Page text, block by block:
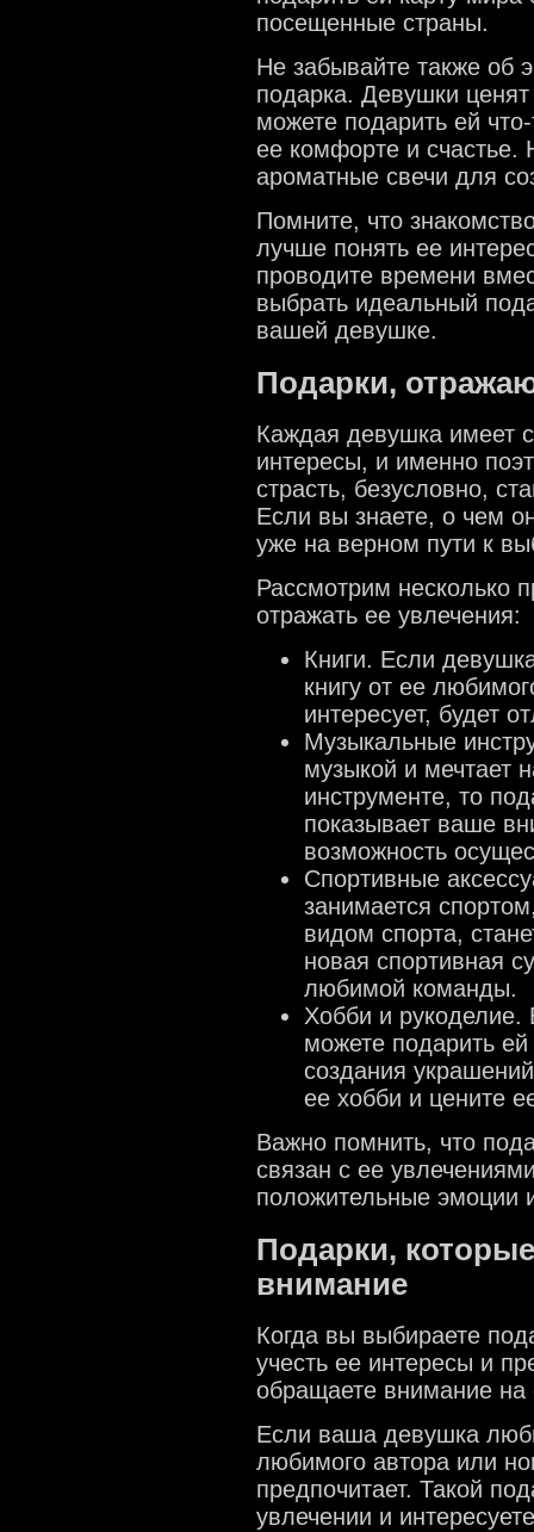
посещенные страны.
Не забывайте также об
подарка. Девушки
можете подарить ей
ее комфорте и счастье.
ароматные свечи для
Помните, что
лучше понять ее
проводите времени
выбрать идеальный
вашей девушке.
Подарки,
Каждая девушка имеет
интересы, и именно
страсть, безусловно,
Если вы знаете, о чем
уже на верном пути к
Рассмотрим несколько
отражать ее увлечения:
Книги. Если
книгу от ее
интересует, будет
Музыкальные
музыкой и мечтает
инструменте, то
показывает ваше
возможность
Спортивные
занимается
видом спорта,
новая спортивная
любимой команды.
Хобби и рукоделие.
можете подарить
создания
ее хобби и цените
Важно помнить, что
связан с ее
положительные эмоции
Подарки,
внимание
Когда вы выбираете
учесть ее интересы и
обращаете внимание на
Если ваша девушка
любимого автора или
предпочитает. Такой
увлечении и